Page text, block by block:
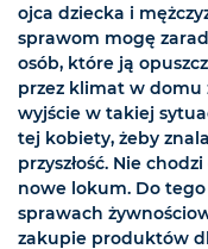
ojca dziecka i
sprawom mogę
osób, które ją
przez klimat w domu
wyjście w takiej
tej kobiety, żeby
przyszłość. Nie
nowe lokum. Do
sprawach
zakupie produktów